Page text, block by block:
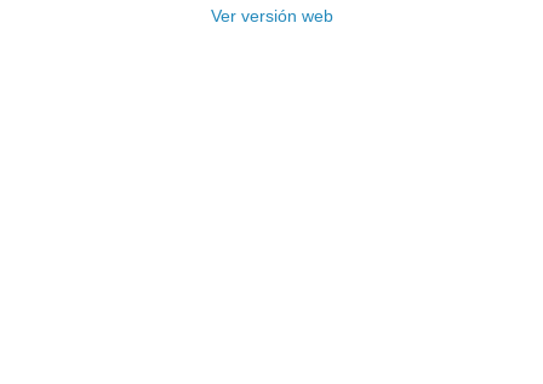
Ver versión web